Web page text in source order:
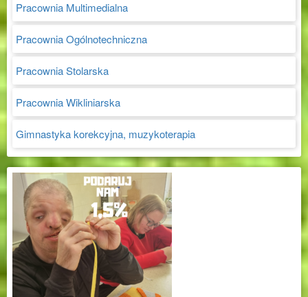
Pracownia Multimedialna
Pracownia Ogólnotechniczna
Pracownia Stolarska
Pracownia Wikliniarska
Gimnastyka korekcyjna, muzykoterapia